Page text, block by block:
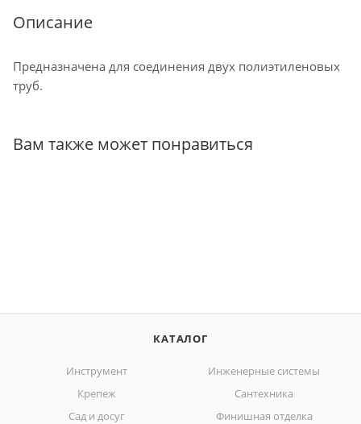
Описание
Предназначена для соединения двух полиэтиленовых
труб.
Вам также может понравиться
КАТАЛОГ
Инструмент
Инженерные системы
Крепеж
Сантехника
Сад и досуг
Финишная отделка